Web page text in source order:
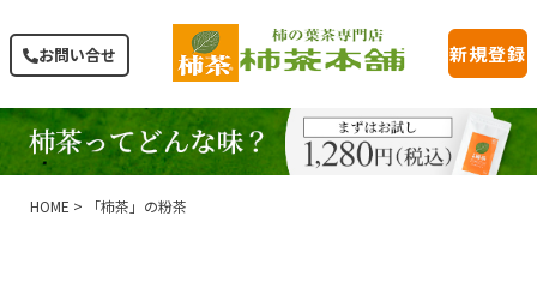
お問い合せ 新規登録
HOME 「柿茶」の粉茶